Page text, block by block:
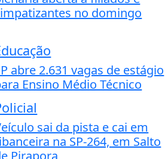
no domingo
abre 2.631 vagas de estágio
Ensino Médio Técnico
sai da pista e cai em
na SP-264, em Salto
Pirapora